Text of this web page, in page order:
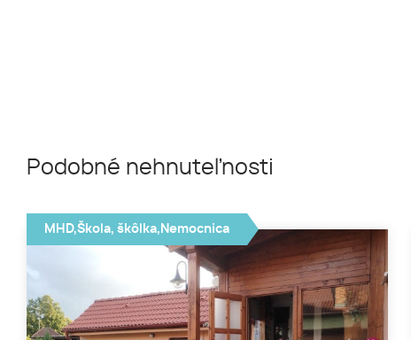
Podobné nehnuteľnosti
MHD,Škola, škôlka,Nemocnica